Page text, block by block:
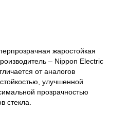
жаростойкая
– Nippon Electric
от аналогов
улучшенной
прозрачностью
стекла.